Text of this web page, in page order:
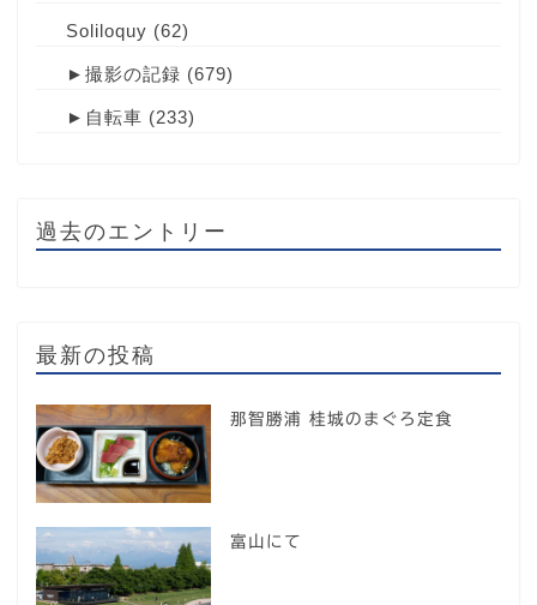
Soliloquy (62)
► 撮影の記録 (679)
► 自転車 (233)
過去のエントリー
最新の投稿
那智勝浦 桂城のまぐろ定食
富山にて